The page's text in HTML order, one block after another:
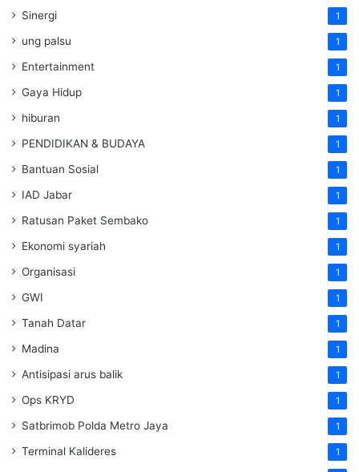
Sinergi 1
ung palsu 1
Entertainment 1
Gaya Hidup 1
hiburan 1
PENDIDIKAN & BUDAYA 1
Bantuan Sosial 1
IAD Jabar 1
Ratusan Paket Sembako 1
Ekonomi syariah 1
Organisasi 1
GWI 1
Tanah Datar 1
Madina 1
Antisipasi arus balik 1
Ops KRYD 1
Satbrimob Polda Metro Jaya 1
Terminal Kalideres 1